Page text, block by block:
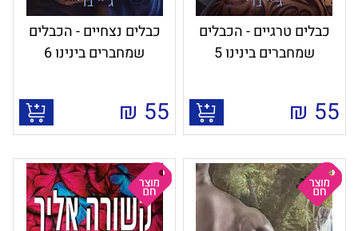
כבלים טרגיים - הכבלים
שמחברים בינינו 5
55
₪
כבלים נצחיים - הכבלים
שמחברים בינינו 6
55
₪